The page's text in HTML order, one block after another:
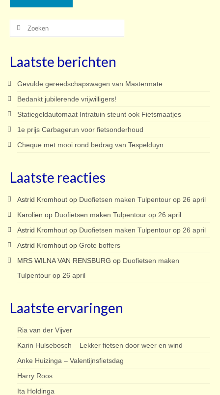
Zoeken
Laatste berichten
Gevulde gereedschapswagen van Mastermate
Bedankt jubilerende vrijwilligers!
Statiegeldautomaat Intratuin steunt ook Fietsmaatjes
1e prijs Carbagerun voor fietsonderhoud
Cheque met mooi rond bedrag van Tespelduyn
Laatste reacties
Astrid Kromhout op Duofietsen maken Tulpentour op 26 april
Karolien op Duofietsen maken Tulpentour op 26 april
Astrid Kromhout op Duofietsen maken Tulpentour op 26 april
Astrid Kromhout op Grote boffers
MRS WILNA VAN RENSBURG op Duofietsen maken
Tulpentour op 26 april
Laatste ervaringen
Ria van der Vijver
Karin Hulsebosch – Lekker fietsen door weer en wind
Anke Huizinga – Valentijnsfietsdag
Harry Roos
Ita Holdinga